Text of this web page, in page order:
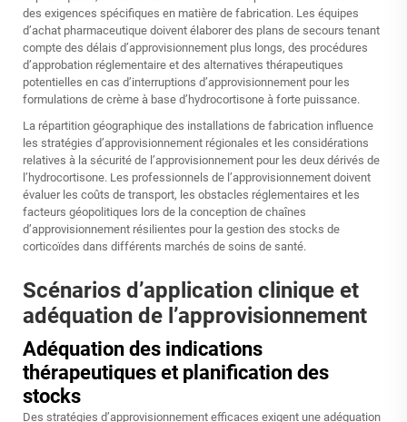
des exigences spécifiques en matière de fabrication. Les équipes
d’achat pharmaceutique doivent élaborer des plans de secours tenant
compte des délais d’approvisionnement plus longs, des procédures
d’approbation réglementaire et des alternatives thérapeutiques
potentielles en cas d’interruptions d’approvisionnement pour les
formulations de crème à base d’hydrocortisone à forte puissance.
La répartition géographique des installations de fabrication influence
les stratégies d’approvisionnement régionales et les considérations
relatives à la sécurité de l’approvisionnement pour les deux dérivés de
l’hydrocortisone. Les professionnels de l’approvisionnement doivent
évaluer les coûts de transport, les obstacles réglementaires et les
facteurs géopolitiques lors de la conception de chaînes
d’approvisionnement résilientes pour la gestion des stocks de
corticoïdes dans différents marchés de soins de santé.
Scénarios d’application clinique et
adéquation de l’approvisionnement
Adéquation des indications
thérapeutiques et planification des
stocks
Des stratégies d’approvisionnement efficaces exigent une adéquation